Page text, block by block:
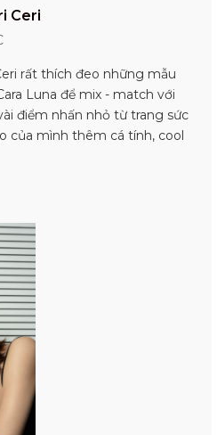
Ceri
rất thích đeo những mẫu
Luna để mix - match với
điểm nhấn nhỏ từ trang sức
của mình thêm cá tính, cool